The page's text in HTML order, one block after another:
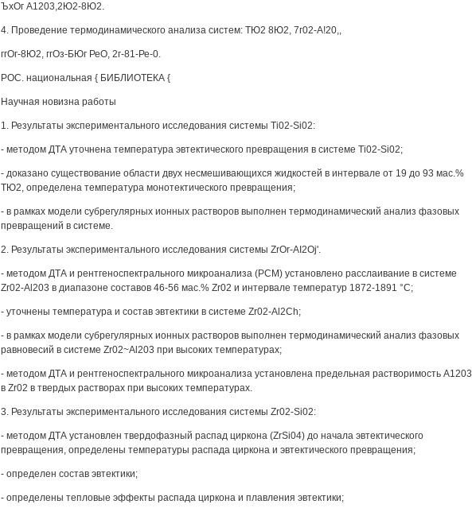
ЪхОг А1203,2Ю2-8Ю2.
4. Проведение термодинамического анализа систем: ТЮ2 8Ю2, 7г02-А!20,,
ггОг-8Ю2, ггОз-БЮг РеО, 2г-81-Ре-0.
РОС. национальная { БИБЛИОТЕКА {
Научная новизна работы
1. Результаты экспериментального исследования системы Ti02-Si02:
- методом ДТА уточнена температура эвтектического превращения в системе Ti02-Si02;
- доказано существование области двух несмешивающихся жидкостей в интервале от 19 до 93 мас.%
ТЮ2, определена температура монотектического превращения;
- в рамках модели субрегулярных ионных растворов выполнен термодинамический анализ фазовых
превращений в системе.
2. Результаты экспериментального исследования системы ZrOr-AI2Oj'.
- методом ДТА и рентгеноспектрального микроанализа (РСМ) установлено расслаивание в системе
Zr02-Al203 в диапазоне составов 46-56 мас.% Zr02 и интервале температур 1872-1891 °С;
- уточнены температура и состав эвтектики в системе Zr02-Al2Ch;
- в рамках модели субрегулярных ионных растворов выполнен термодинамический анализ фазовых
равновесий в системе Zr02~Al203 при высоких температурах;
- методом ДТА и рентгеноспектрального микроанализа установлена предельная растворимость А1203
в Zr02 в твердых растворах при высоких температурах.
3. Результаты экспериментального исследования системы Zr02-Si02:
- методом ДТА установлен твердофазный распад циркона (ZrSi04) до начала эвтектического
превращения, определены температуры распада циркона и эвтектического превращения;
- определен состав эвтектики;
- определены тепловые эффекты распада циркона и плавления эвтектики;